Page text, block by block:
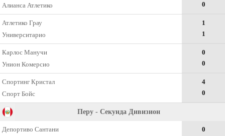
Алианса Атлетико
0
Атлетико Грау
Университарио
1
1
Карлос Манучи
Унион Комерсио
0
0
Спортинг Кристал
Спорт Бойс
4
0
Перу - Секунда Дивизион
Депортиво Сантани
0